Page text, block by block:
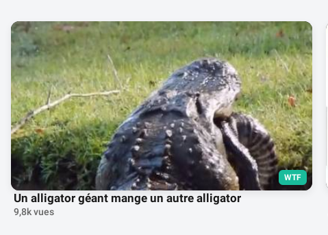
WTF
Un alligator géant mange un autre alligator
9,8k vues